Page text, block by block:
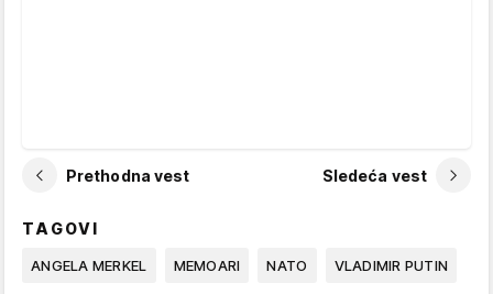
Prethodna vest Sledeća vest
TAGOVI
ANGELA MERKEL MEMOARI NATO VLADIMIR PUTIN